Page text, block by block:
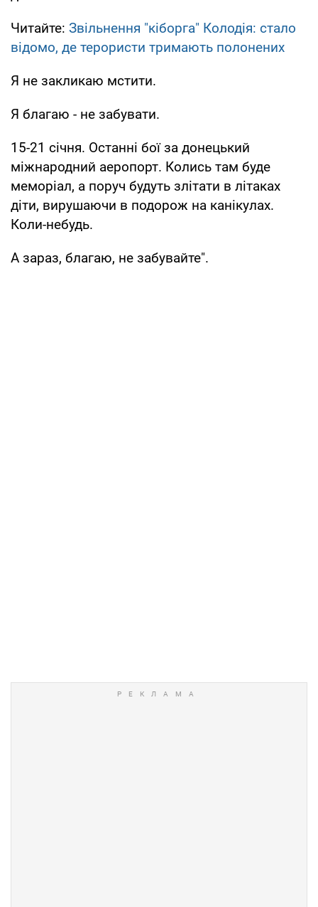
Читайте: Звільнення "кіборга" Колодія: стало
відомо, де терористи тримають полонених
Я не закликаю мстити.
Я благаю - не забувати.
15-21 січня. Останні бої за донецький
міжнародний аеропорт. Колись там буде
меморіал, а поруч будуть злітати в літаках
діти, вирушаючи в подорож на канікулах.
Коли-небудь.
А зараз, благаю, не забувайте".